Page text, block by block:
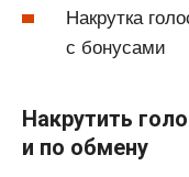
Накрутка
с бонусами
Накрутить
и по обмену